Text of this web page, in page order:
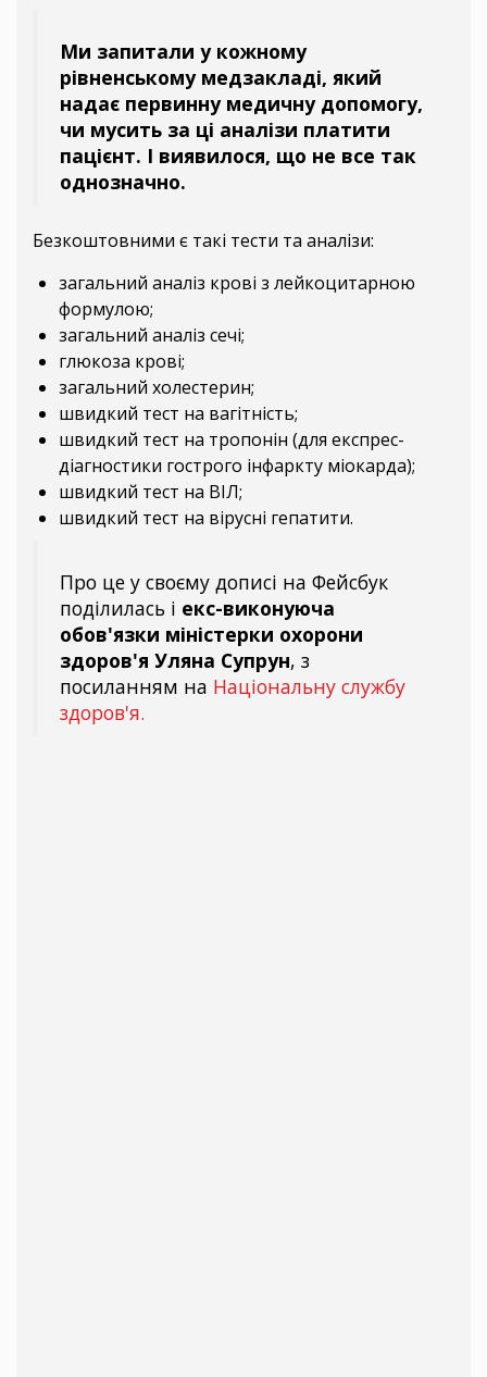
Ми запитали у кожному
рівненському медзакладі, який
надає первинну медичну допомогу,
чи мусить за ці аналізи платити
пацієнт. І виявилося, що не все так
однозначно.
Безкоштовними є такі тести та аналізи:
загальний аналіз крові з лейкоцитарною
формулою;
загальний аналіз сечі;
глюкоза крові;
загальний холестерин;
швидкий тест на вагітність;
швидкий тест на тропонін (для експрес-
діагностики гострого інфаркту міокарда);
швидкий тест на ВІЛ;
швидкий тест на вірусні гепатити.
Про це у своєму дописі на Фейсбук
поділилась і екс-виконуюча
обов'язки міністерки охорони
здоров'я Уляна Супрун, з
посиланням на Національну службу
здоров'я.